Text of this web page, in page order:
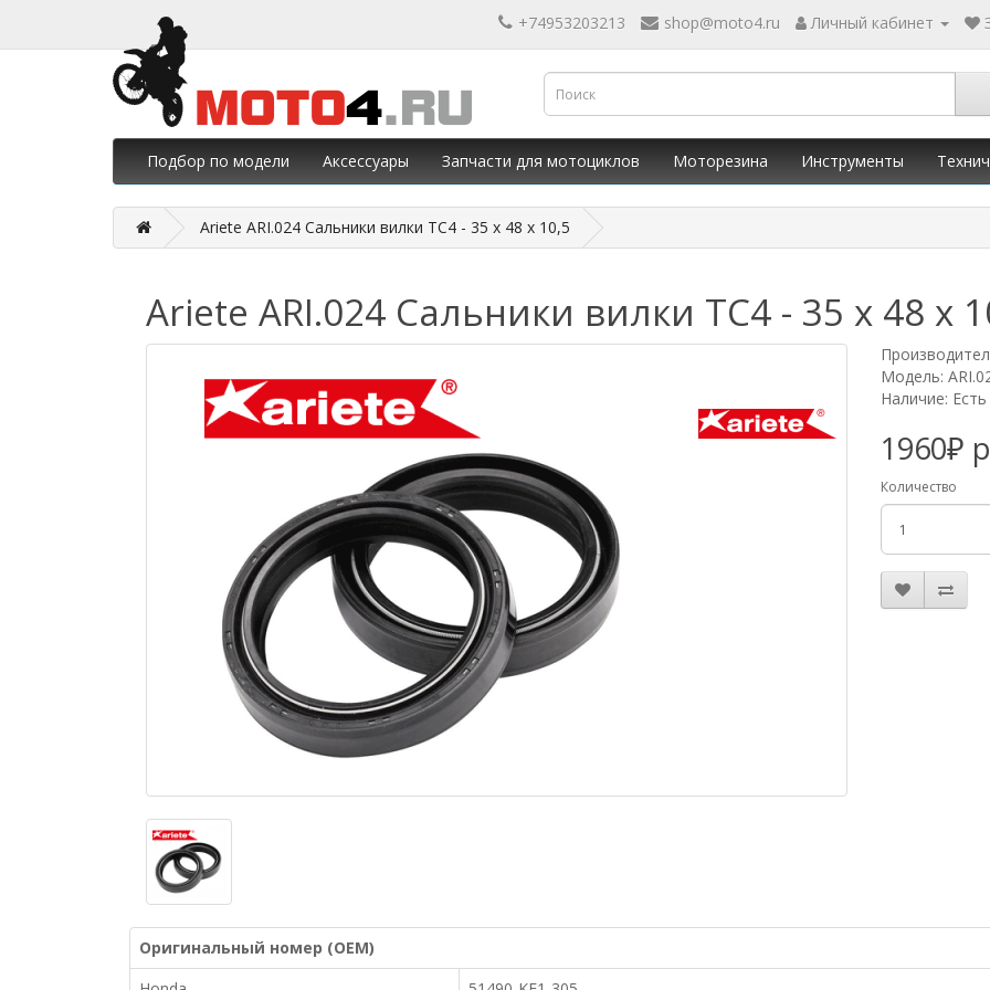
+74953203213 shop@moto4.ru Личный кабинет
Подбор по модели Аксессуары Запчасти для мотоциклов Моторезина Инструменты
Ariete ARI.024 Cальники вилки TC4 - 35 x 48 x 10,5
Ariete ARI.024 Cальники вилки TC4 - 35 x 48 x
Модель:
Наличие:
1960₽
Количество
Оригинальный номер (OEM)